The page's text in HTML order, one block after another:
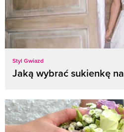
Styl Gwiazd
Jaką wybrać sukienkę